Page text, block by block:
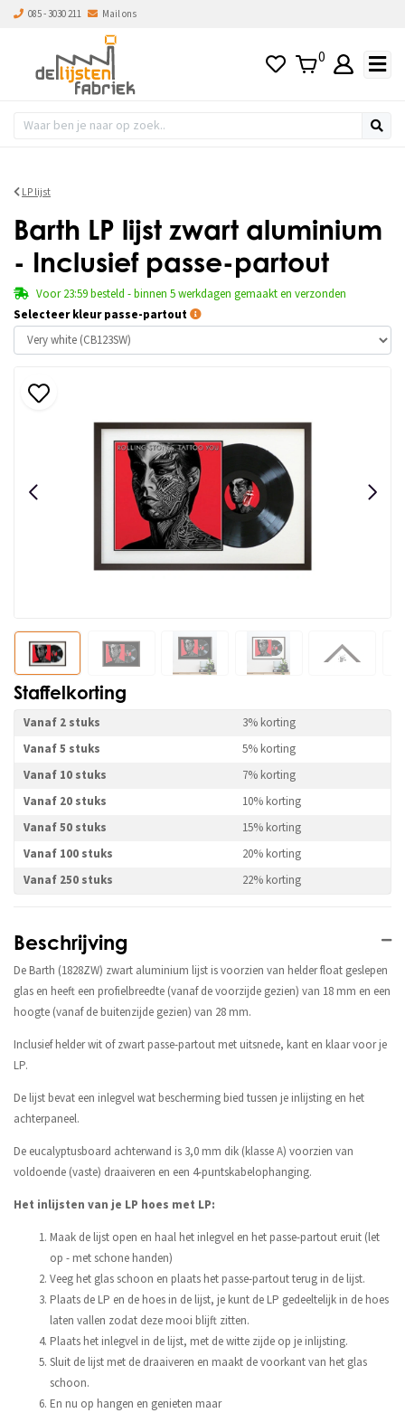
085 - 3030 211 Mail ons
0
LP lijst
Barth LP lijst zwart aluminium
- Inclusief passe-partout
Selecteer kleur passe-partout
Staffelkorting
Vanaf 2 stuks
3% korting
Vanaf 5 stuks
5% korting
Vanaf 10 stuks
7% korting
Vanaf 20 stuks
10% korting
Vanaf 50 stuks
15% korting
Vanaf 100 stuks
20% korting
Vanaf 250 stuks
22% korting
Voor 23:59 besteld - binnen 5 werkdagen gemaakt en verzonden
Beschrijving
De Barth (1828ZW) zwart aluminium lijst is voorzien van helder float geslepen
glas en heeft een profielbreedte (vanaf de voorzijde gezien) van 18 mm en een
hoogte (vanaf de buitenzijde gezien) van 28 mm.
Inclusief helder wit of zwart passe-partout met uitsnede, kant en klaar voor je
LP.
De lijst bevat een inlegvel wat bescherming bied tussen je inlijsting en het
achterpaneel.
De eucalyptusboard achterwand is 3,0 mm dik (klasse A) voorzien van
voldoende (vaste) draaiveren en een 4-puntskabelophanging.
Het inlijsten van je LP hoes met LP:
Maak de lijst open en haal het inlegvel en het passe-partout eruit (let
op - met schone handen)
Veeg het glas schoon en plaats het passe-partout terug in de lijst.
Plaats de LP en de hoes in de lijst, je kunt de LP gedeeltelijk in de hoes
laten vallen zodat deze mooi blijft zitten.
Plaats het inlegvel in de lijst, met de witte zijde op je inlijsting.
Sluit de lijst met de draaiveren en maakt de voorkant van het glas
schoon.
En nu op hangen en genieten maar